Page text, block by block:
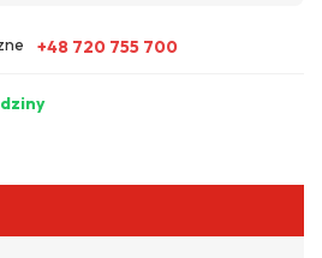
+48 720 755 700